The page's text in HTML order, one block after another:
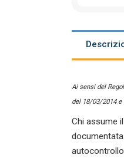
Ai sensi del
del 18/03/2014
Chi assume